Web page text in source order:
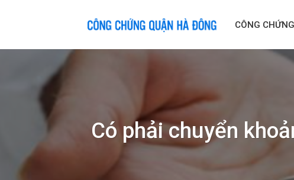
CÔNG CHỨNG
Có phải chuyển